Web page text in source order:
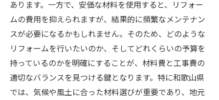
あります。一方で、安価な材料を使用すると、リフォー
ムの費用を抑えられますが、結果的に頻繁なメンテナン
スが必要になるかもしれません。そのため、どのような
リフォームを行いたいのか、そしてどれくらいの予算を
持っているのかを明確にすることが、材料費と工事費の
適切なバランスを見つける鍵となります。特に和歌山県
では、気候や風土に合った材料選びが重要であり、地元